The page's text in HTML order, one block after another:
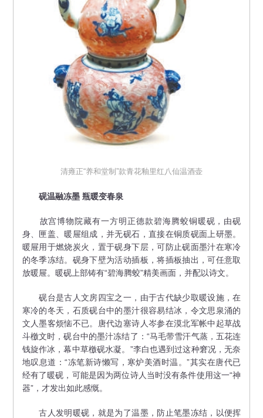
清雍正“养和堂制”款青花釉里红八仙温酒壶
砚温融冻墨 瓶暖变春泉
故宫博物院藏有一方明正德款碧海腾蛟铜暖砚，由砚
身、匣盖、暖屉组成，并无砚石，直接在铜质砚面上研墨。
暖屉用于燃烧炭火，置于砚身下层，可防止砚面墨汁在寒冷
的冬季冻结。砚身下壁为活动插板，将插板抽出，可任意取
放暖屉。暖砚上部铸有“碧海腾蛟”精美画面，并配以诗文。
砚台是古人文房四宝之一，由于古代缺少取暖设施，在
寒冷的冬天，石质砚台中的墨汁很容易结冰，令文思泉涌的
文人墨客烦恼不已。唐代边塞诗人岑参在漠北军帐中起草战
斗檄文时，砚台中的墨汁冻结了：“马毛带雪汗气蒸，五花连
钱旋作冰，幕中草檄砚水凝。”李白也遇到过这种窘况，无奈
地叹息道：“冻笔新诗懒写，寒炉美酒时温。”其实在唐代已
经有了暖砚，可能是因为两位诗人当时没有条件使用这一“神
器”，才发出如此感慨。
古人发明暖砚，就是为了温墨，防止笔墨冻结，以便挥